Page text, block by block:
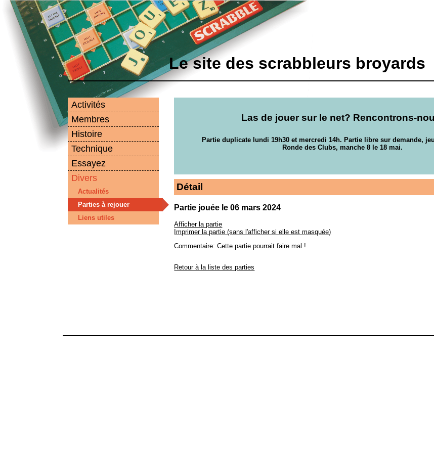
Le site des scrabbleurs broyards
Activités
Membres
Histoire
Technique
Essayez
Divers
Actualités
Parties à rejouer
Liens utiles
Las de jouer sur le net? Rencontrons-
Partie duplicate lundi 19h30 et mercredi 14h. Partie libre sur demande,
Ronde des Clubs, manche 8 le 18 mai.
Détail
Partie jouée le 06 mars 2024
Afficher la partie
Imprimer la partie (sans l'afficher si elle est masquée)
Commentaire: Cette partie pourrait faire mal !
Retour à la liste des parties